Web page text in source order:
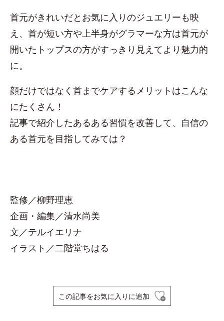
首元がきれいだとお気に入りのジュエリーも映
え、首が短い方や上半身がグラマーな方は首元が
開いたトップスの方がすっきり見えてより魅力的
に。
顔だけではなく首までケアするメリットはこんな
にたくさん！
記事で紹介したあるある習慣を改善して、自信の
ある首元を目指してみては？
監修／柳野理恵
企画・編集／清水尚美
文／テルイエリナ
イラスト／二階堂ちはる
この記事をお気に入りに追加